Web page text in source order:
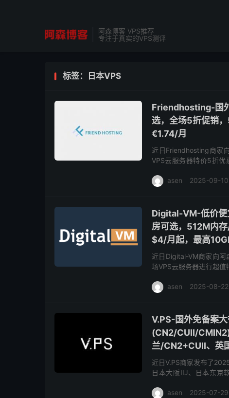
阿森博客 VPS推荐
专注于真实的VPS测评
标签：日本VPS
Friendhosting-国
选，全场5折促销
€1.74/月
近日Friendhosting商家
VPS云服务器特价5折优
asen 2025-09-10
Digital-VM-低价便
房可选，512M内
$4/月起，最高
近日Digital-VM商家向
场VPS云服务器进行超
asen 2025-08-22
V.PS-国外免备案
(CN2/CUII/
兰/CN2+CUII、英
近日V.PS商家发布了
日本大阪IIJ、日本东京
asen 2025-07-29